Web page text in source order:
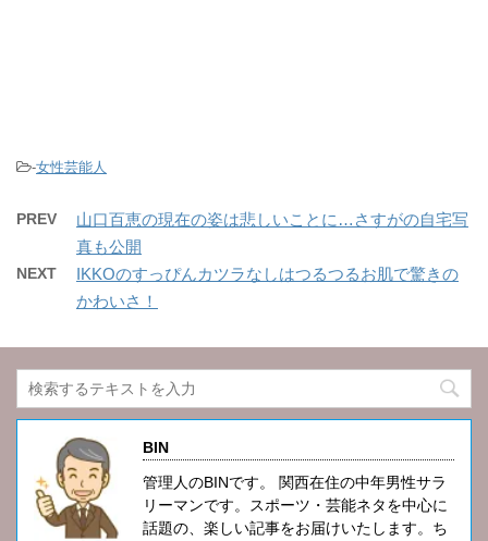
-女性芸能人
PREV
山口百恵の現在の姿は悲しいことに…さすがの自宅写
真も公開
NEXT
IKKOのすっぴんカツラなしはつるつるお肌で驚きの
かわいさ！
BIN
管理人のBINです。 関西在住の中年男性サラ
リーマンです。スポーツ・芸能ネタを中心に
話題の、楽しい記事をお届けいたします。ち